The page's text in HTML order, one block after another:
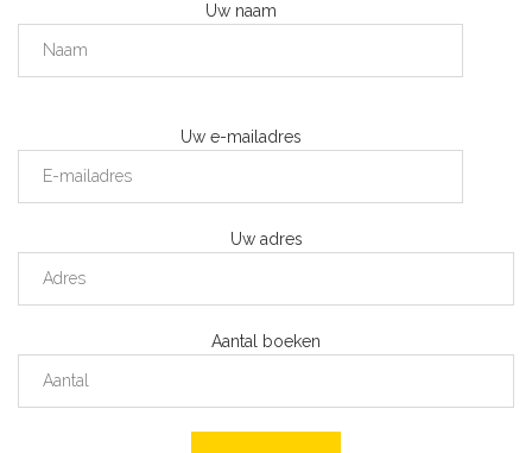
Uw naam
Uw e-mailadres
Uw adres
Aantal boeken